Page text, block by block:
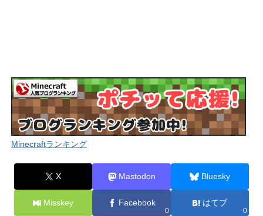
Minecraftランキング
X Mastodon Bluesky
Misskey Facebook
0
はてブ
0